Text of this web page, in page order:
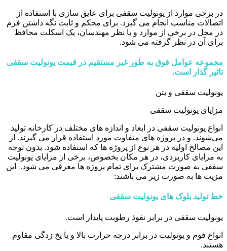
در برخی موارد از یونولیت سقفی برای عایق سازی با استفاده از
اتصالات مناسب انجام می گیرد. برای محکم و ثابت نگه داشتن فرم
در محل در برخی از موارد و با نظر مهندسان، یک اسکلت محافظ
برای آن در نظر گرفته می شود.
مجموعه عوامل فوق به طور غیر مستقیم در قیمت یونولیت سقفی
تاثیر گذار است.
یونولیت سقفی و بتن
مزایای یونولیت سقفی
انواع یونولیت سقفی در ابعاد و اندازه های مختلف در کارخانه تولید
می‌شوند. و در پروژه های متفاوت مورد استفاده قرار می گیرند. از
این مصالح اولیه در هر نوع از پروژه ها که استفاده شود. بدون توجه
به مزایای کاربردی، در هر مکان بخصوص، برخی از مزایای یونولیت
سقفی به صورت مشترک برای تمام پروژه ها معرفی می شود. این
مزیت ها به صورت زیر می باشند:
خط تولید بلوک های یونولیت سقفی
یونولیت سقفی در برابر نفوذ رطوبت پایدار است.
انواع فوم و یونولیت در برابر درجه حرارت بالا و یا یخ زدگی مقاوم
هستند.